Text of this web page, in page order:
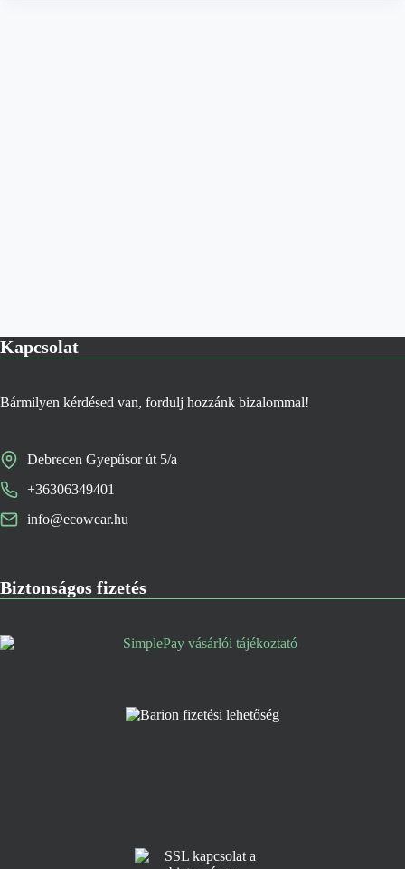
Kapcsolat
Bármilyen kérdésed van, fordulj hozzánk bizalommal!
Debrecen Gyepűsor út 5/a
+36306349401
info@ecowear.hu
Biztonságos fizetés